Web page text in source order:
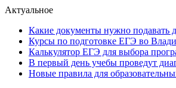
Актуальное
Какие документы нужно подавать
Курсы по подготовке ЕГЭ во
Калькулятор ЕГЭ для выбора
В первый день учебы проведут
Новые правила для